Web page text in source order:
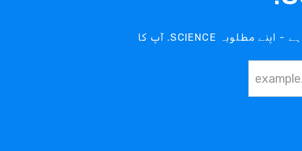
آپ کا .SCIENCE ڈومین آپ کی پہنچ میں ہے - اپنے مطلوبہ .SCIENCE ڈومین کے لیے ہمارے .SCIENCE سرچ ٹول کا